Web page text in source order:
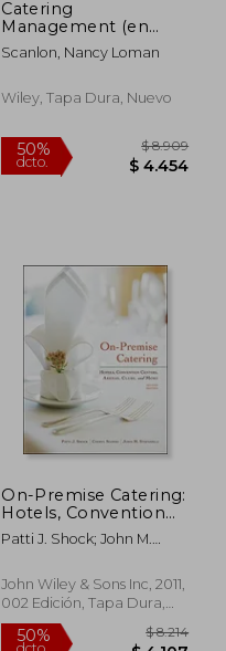
50%
dcto.
Catering
Management (en
Inglés)
Scanlon, Nancy Loman
Wiley, Tapa Dura, Nuevo
On-Premise Catering:
Hotels, Convention
Centers, Arenas,
Clubs, and More (en
Patti J. Shock; John M.
John Wiley & Sons Inc, 2011,
002 Edición, Tapa Dura,
Nuevo